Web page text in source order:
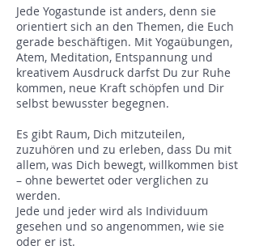
Jede Yogastunde ist anders, denn sie
orientiert sich an den Themen, die Euch
gerade beschäftigen. Mit Yogaübungen,
Atem, Meditation, Entspannung und
kreativem Ausdruck darfst Du zur Ruhe
kommen, neue Kraft schöpfen und Dir
selbst bewusster begegnen.
Es gibt Raum, Dich mitzuteilen,
zuzuhören und zu erleben, dass Du mit
allem, was Dich bewegt, willkommen bist
– ohne bewertet oder verglichen zu
werden.
Jede und jeder wird als Individuum
gesehen und so angenommen, wie sie
oder er ist.